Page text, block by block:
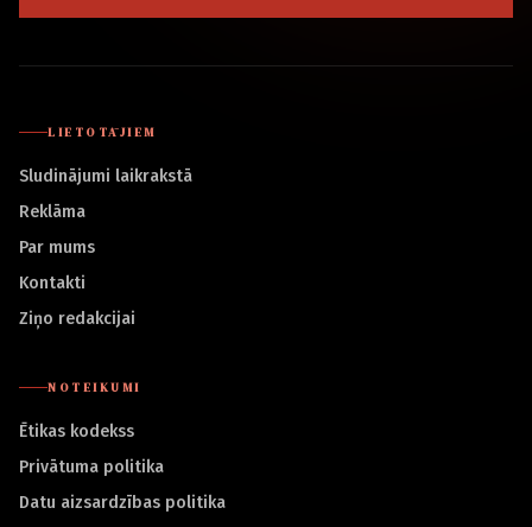
LIETOTĀJIEM
Sludinājumi laikrakstā
Reklāma
Par mums
Kontakti
Ziņo redakcijai
NOTEIKUMI
Ētikas kodekss
Privātuma politika
Datu aizsardzības politika